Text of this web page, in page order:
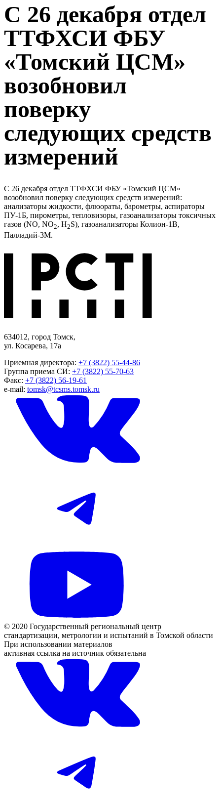
С 26 декабря отдел
ТТФХСИ ФБУ
«Томский ЦСМ»
возобновил
поверку
следующих средств
измерений
С 26 декабря отдел ТТФХСИ ФБУ «Томский ЦСМ»
возобновил поверку следующих средств измерений:
анализаторы жидкости, флюораты, барометры, аспираторы
ПУ-1Б, пирометры, тепловизоры, газоанализаторы токсичных
газов (NO, NO2, H2S), газоанализаторы Колион-1В,
Палладий-3М.
634012, город Томск,
ул. Косарева, 17а
Приемная директора: +7 (3822) 55-44-86
Группа приема СИ: +7 (3822) 55-70-63
Факс: +7 (3822) 56-19-61
e-mail: tomsk@tcsms.tomsk.ru
© 2020 Государственный региональный центр
стандартизации, метрологии и испытаний в Томской области
При использовании материалов
активная ссылка на источник обязательна